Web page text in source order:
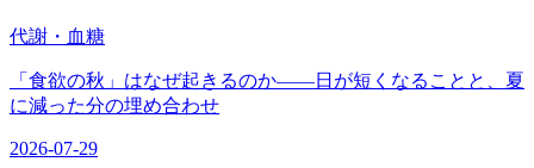
代謝・血糖
「食欲の秋」はなぜ起きるのか——日が短くなることと、夏
に減った分の埋め合わせ
2026-07-29